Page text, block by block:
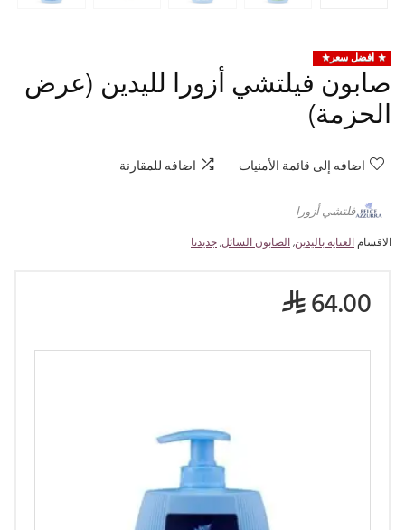
افضل سعر
صابون فيلتشي أزورا لليدين (عرض
الحزمة)
اضافه إلى قائمة الأمنيات اضافه للمقارنة
فلتشي أزورا
الاقسامالعناية باليدين,الصابون السائل,جديدنا
⃁ 64.00